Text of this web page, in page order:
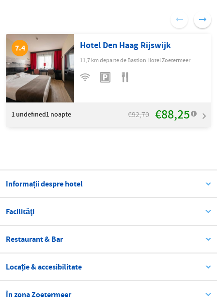
7.4 Hotel Den Haag Rijswijk
11,7 km departe de Bastion Hotel Zoetermeer
1 undefined1 noapte €92,70 €88,25
Informații despre hotel
Facilităţi
Restaurant & Bar
Locație & accesibilitate
În zona Zoetermeer